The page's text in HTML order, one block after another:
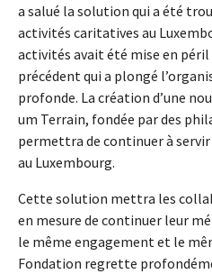
a salué la solution qui a été
activités caritatives au
activités avait été mise en péril
précédent qui a plongé
profonde. La création d’une
um Terrain, fondée par des
permettra de continuer à
au Luxembourg.
Cette solution mettra les
en mesure de continuer leur
le même engagement et le
Fondation regrette